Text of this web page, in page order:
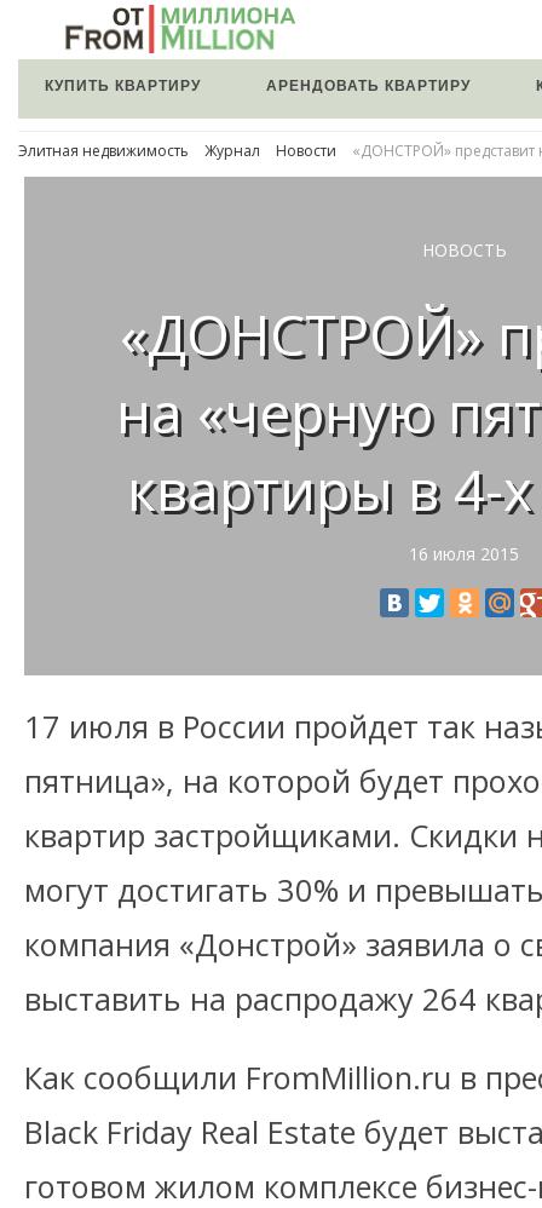
КУПИТЬ КВАРТИРУ АРЕНДОВАТЬ КВАРТИРУ
Элитная недвижимость Журнал Новости «ДОНСТРОЙ» представит
НОВОСТЬ
«ДОНСТРОЙ»
на «черную
квартиры в 4-
16 июля 2015
17 июля в России пройдет так
пятница», на которой будет
квартир застройщиками. Скидки
могут достигать 30% и
компания «Донстрой» заявила о
выставить на распродажу 264
Как сообщили FromMillion.ru в
Black Friday Real Estate будет
готовом жилом комплексе